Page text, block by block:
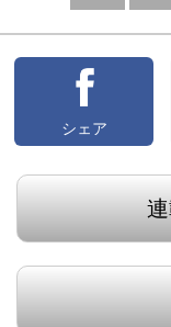
へ
シェア